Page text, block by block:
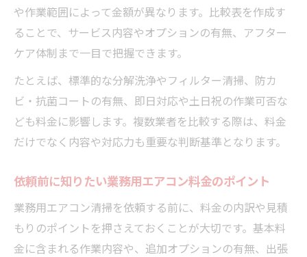
や作業範囲によって金額が異なります。比較表を作成す
ることで、サービス内容やオプションの有無、アフター
ケア体制まで一目で把握できます。
たとえば、標準的な分解洗浄やフィルター清掃、防カ
ビ・抗菌コートの有無、即日対応や土日祝の作業可否な
ども料金に影響します。複数業者を比較する際は、料金
だけでなく内容や対応力も重要な判断基準となります。
依頼前に知りたい業務用エアコン料金のポイント
業務用エアコン清掃を依頼する前に、料金の内訳や見積
もりのポイントを押さえておくことが大切です。基本料
金に含まれる作業内容や、追加オプションの有無、出張